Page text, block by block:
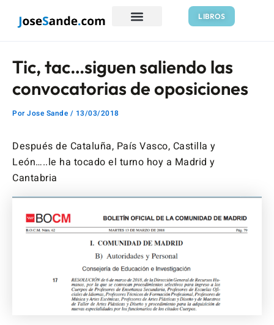
LIBROS
Tic, tac…siguen saliendo las
convocatorias de oposiciones
Por Jose Sande / 13/03/2018
Después de Cataluña, País Vasco, Castilla y
León…..le ha tocado el turno hoy a Madrid y
Cantabria
de